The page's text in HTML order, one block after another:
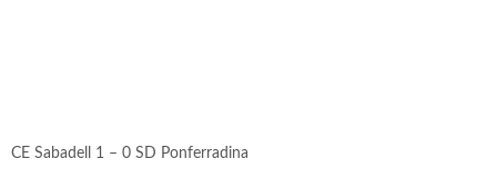
CE Sabadell 1 – 0 SD Ponferradina